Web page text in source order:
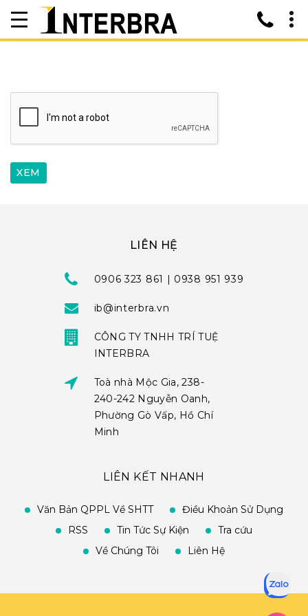
LIÊN HỆ
0906 323 861 | 0938 951 939
ib@interbra.vn
CÔNG TY TNHH TRÍ TUỆ
INTERBRA
Toà nhà Mộc Gia, 238-
240-242 Nguyễn Oanh,
Phường Gò Vấp, Hồ Chí
Minh
LIÊN KẾT NHANH
Văn Bản QPPL Về SHTT
Điều Khoản Sử Dụng
RSS
Tin Tức Sự Kiện
Tra cứu
Về Chúng Tôi
Liên Hệ